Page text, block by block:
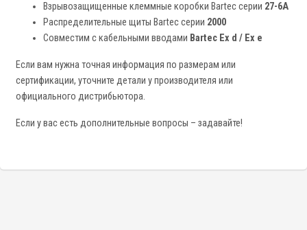
Взрывозащищенные клеммные коробки Bartec серии 27-6A
Распределительные щиты Bartec серии 2000
Совместим с кабельными вводами Bartec Ex d / Ex e
Если вам нужна точная информация по размерам или
сертификации, уточните детали у производителя или
официального дистрибьютора.
Если у вас есть дополнительные вопросы – задавайте!